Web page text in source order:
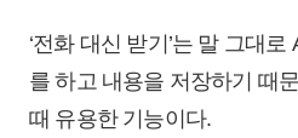
‘전화 대신 받기’는 말 그대
를 하고 내용을 저장하기 때
때 유용한 기능이다.